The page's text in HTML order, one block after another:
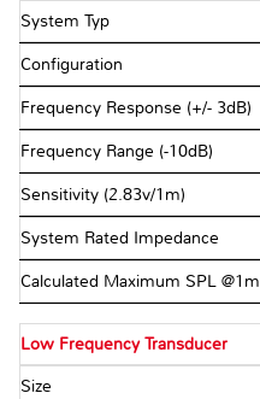
System Typ
Configuration
Frequency Response (+/- 3dB)
Frequency Range (-10dB)
Sensitivity (2.83v/1m)
System Rated Impedance
Calculated Maximum SPL @1m
Low Frequency Transducer
Size